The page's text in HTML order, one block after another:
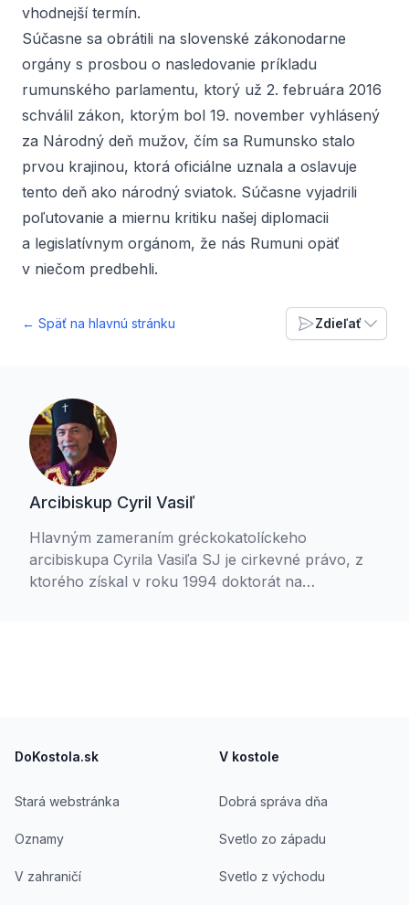
vhodnejší termín.
Súčasne sa obrátili na slovenské zákonodarne
orgány s prosbou o nasledovanie príkladu
rumunského parlamentu, ktorý už 2. februára 2016
schválil zákon, ktorým bol 19. november vyhlásený
za Národný deň mužov, čím sa Rumunsko stalo
prvou krajinou, ktorá oficiálne uznala a oslavuje
tento deň ako národný sviatok. Súčasne vyjadrili
poľutovanie a miernu kritiku našej diplomacii
a legislatívnym orgánom, že nás Rumuni opäť
v niečom predbehli.
← Späť na hlavnú stránku Zdieľať
Arcibiskup Cyril Vasiľ
Hlavným zameraním gréckokatolíckeho
arcibiskupa Cyrila Vasiľa SJ je cirkevné právo, z
ktorého získal v roku 1994 doktorát na
roku bol vysvätený na arcibiskupa titulárneho
František vymenoval za za apoštolského
ktorej je od roku 2021 eparchiálnym biskupom. Je
autorom a spoluatuorom početných publikácii a
DoKostola.sk
Stará webstránka
Oznamy
V zahraničí
V kostole
Dobrá správa dňa
Svetlo zo západu
Svetlo z východu